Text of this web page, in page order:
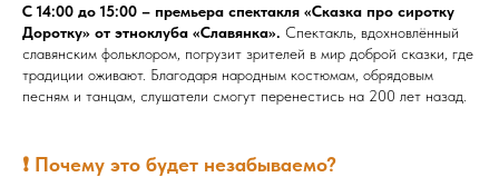
С 14:00 до 15:00 – премьера спектакля «Сказка про сиротку
Доротку» от этноклуба «Славянка». Спектакль, вдохновлённый
славянским фольклором, погрузит зрителей в мир доброй сказки, где
традиции оживают. Благодаря народным костюмам, обрядовым
песням и танцам, слушатели смогут перенестись на 200 лет назад.
❗ Почему это будет незабываемо?